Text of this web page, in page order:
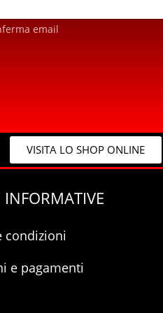
email
VISITA LO SHOP ONLINE
INFORMATIVE
condizioni
e pagamenti